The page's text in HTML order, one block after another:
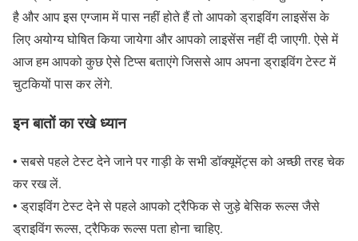
है और आप इस एग्जाम में पास नहीं होते हैं तो आपको ड्राइविंग लाइसेंस के
लिए अयोग्य घोषित किया जायेगा और आपको लाइसेंस नहीं दी जाएगी. ऐसे में
आज हम आपको कुछ ऐसे टिप्स बताएंगे जिससे आप अपना ड्राइविंग टेस्ट में
चुटकियों पास कर लेंगे.
इन बातों का रखे ध्यान
• सबसे पहले टेस्ट देने जाने पर गाड़ी के सभी डॉक्यूमेंट्स को अच्छी तरह चेक
कर रख लें.
• ड्राइविंग टेस्ट देने से पहले आपको ट्रैफिक से जुड़े बेसिक रूल्स जैसे
ड्राइविंग रूल्स, ट्रैफिक रूल्स पता होना चाहिए.